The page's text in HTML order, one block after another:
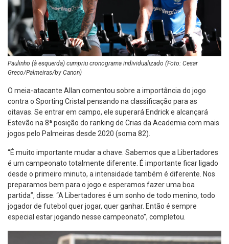
Paulinho (à esquerda) cumpriu cronograma individualizado (Foto: Cesar
Greco/Palmeiras/by Canon)
O meia-atacante Allan comentou sobre a importância do jogo
contra o Sporting Cristal pensando na classificação para as
oitavas. Se entrar em campo, ele superará Endrick e alcançará
Estevão na 8ª posição do ranking de Crias da Academia com mais
jogos pelo Palmeiras desde 2020 (soma 82).
“É muito importante mudar a chave. Sabemos que a Libertadores
é um campeonato totalmente diferente. É importante ficar ligado
desde o primeiro minuto, a intensidade também é diferente. Nos
preparamos bem para o jogo e esperamos fazer uma boa
partida”, disse. “A Libertadores é um sonho de todo menino, todo
jogador de futebol quer jogar, quer ganhar. Então é sempre
especial estar jogando nesse campeonato”, completou.